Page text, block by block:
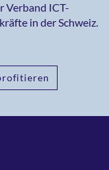
Verband ICT-
in der Schweiz.